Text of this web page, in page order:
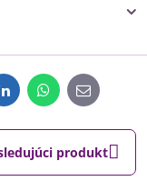
LinkedInWhatsApp
E-
mail
produkt